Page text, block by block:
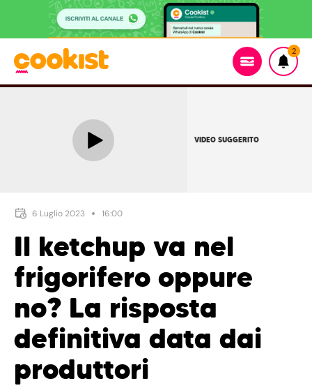
2
VIDEO SUGGERITO
6 Luglio 2023 16:00
Il ketchup va nel
frigorifero oppure
no? La risposta
definitiva data dai
produttori